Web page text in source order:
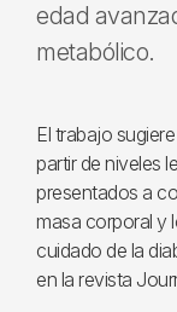
edad
metabólico.
El trabajo
partir de niveles
presentados a
masa corporal y
cuidado de la
en la revista